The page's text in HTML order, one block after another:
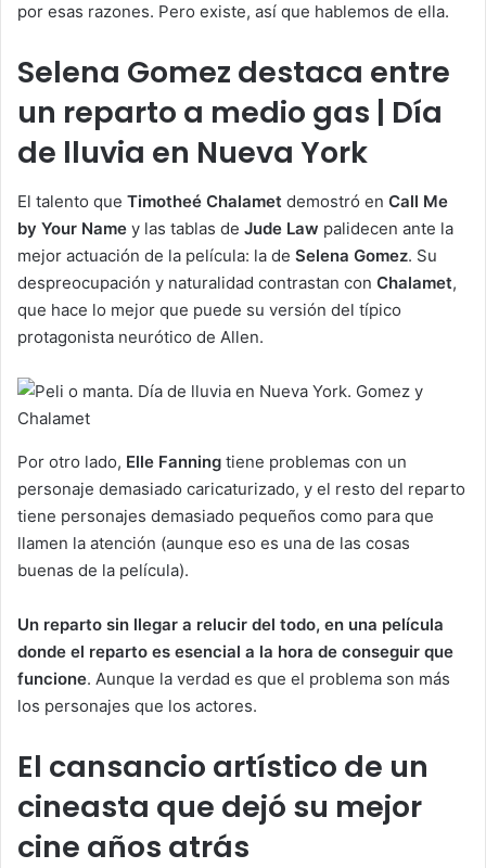
por esas razones. Pero existe, así que hablemos de ella.
Selena Gomez destaca entre
un reparto a medio gas | Día
de lluvia en Nueva York
El talento que Timotheé Chalamet demostró en Call Me
by Your Name y las tablas de Jude Law palidecen ante la
mejor actuación de la película: la de Selena Gomez. Su
despreocupación y naturalidad contrastan con Chalamet,
que hace lo mejor que puede su versión del típico
protagonista neurótico de Allen.
Por otro lado, Elle Fanning tiene problemas con un
personaje demasiado caricaturizado, y el resto del reparto
tiene personajes demasiado pequeños como para que
llamen la atención (aunque eso es una de las cosas
buenas de la película).
Un reparto sin llegar a relucir del todo, en una película
donde el reparto es esencial a la hora de conseguir que
funcione. Aunque la verdad es que el problema son más
los personajes que los actores.
El cansancio artístico de un
cineasta que dejó su mejor
cine años atrás